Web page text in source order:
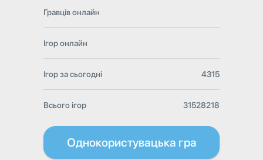
Гравців онлайн
Ігор онлайн
Ігор за сьогодні 4315
Всього ігор 31528218
Однокористувацька гра